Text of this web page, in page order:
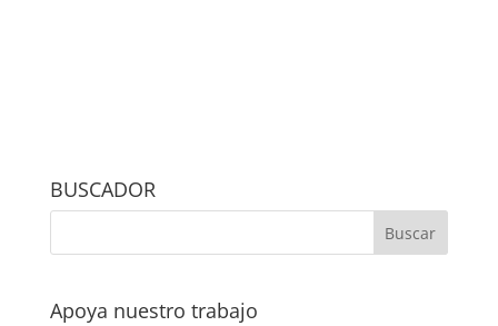
BUSCADOR
Apoya nuestro trabajo